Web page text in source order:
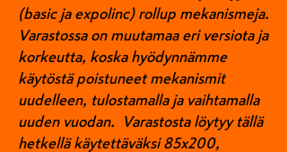
(basic ja expolinc) rollup mekanismeja.
Varastossa on muutamaa eri versiota ja
korkeutta, koska hyödynnämme
käytöstä poistuneet mekanismit
uudelleen, tulostamalla ja vaihtamalla
uuden vuodan. Varastosta löytyy tällä
hetkellä käytettäväksi 85x200,